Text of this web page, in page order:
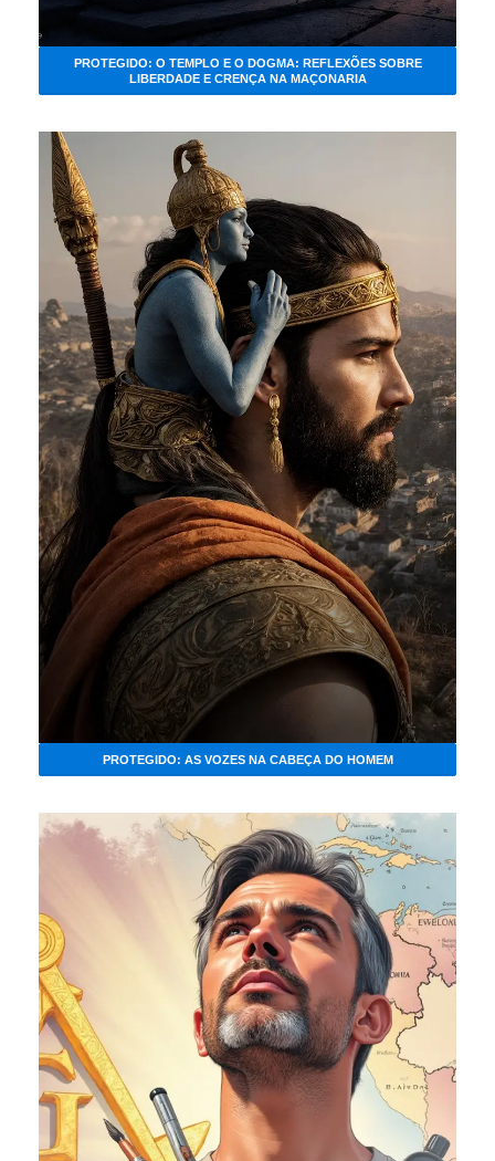
PROTEGIDO: O TEMPLO E O DOGMA: REFLEXÕES SOBRE
LIBERDADE E CRENÇA NA MAÇONARIA
PROTEGIDO: AS VOZES NA CABEÇA DO HOMEM